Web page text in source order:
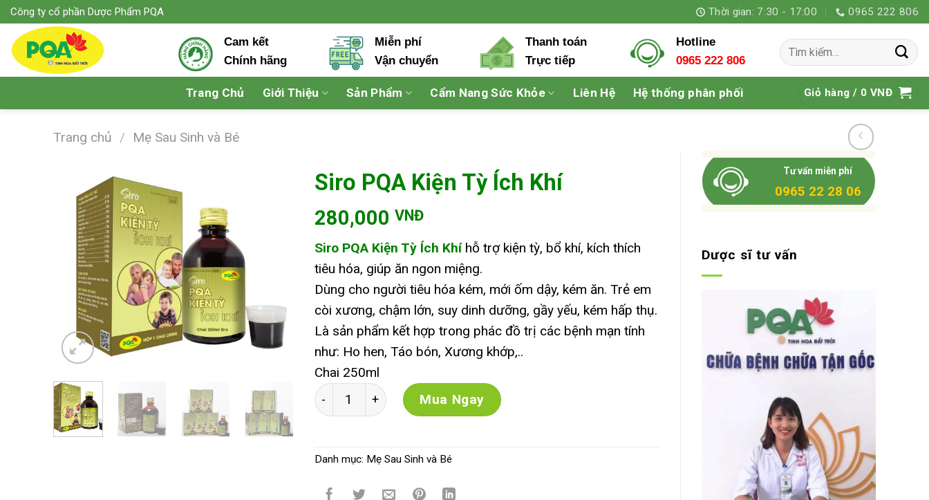
Skip
content
Công ty cổ phần Dược Phẩm PQA Thời gian: 7:30 - 17:00 0965 222 806
Cam kết
Chính hãng
Miễn phí
Vận chuyển
Thanh toán
Trực tiếp
Hotline
0965 222 806
Tìm
kiếm:
Trang Chủ Giới Thiệu Sản Phẩm Cẩm Nang Sức Khỏe Liên Hệ Hệ thống phân phối Giỏ hàng / 0 VNĐ
Trang chủ / Mẹ Sau Sinh và Bé
Tư vấn miễn phí
0965 22 28 06
Dược sĩ tư vấn
Siro PQA Kiện Tỳ Ích Khí
280,000 VNĐ
Siro PQA Kiện Tỳ Ích Khíhỗ trợ kiện tỳ, bổ khí, kích thích
tiêu hóa, giúp ăn ngon miệng.
Dùng cho người tiêu hóa kém, mới ốm dậy, kém ăn. Trẻ em
còi xương, chậm lớn, suy dinh dưỡng, gầy yếu, kém hấp thụ.
Là sản phẩm kết hợp trong phác đồ trị các bệnh mạn tính
như: Ho hen, Táo bón, Xương khớp,..
Chai 250ml
Siro PQA Kiện Tỳ Ích Khí số lượng
Mua Ngay
Danh mục: Mẹ Sau Sinh và Bé